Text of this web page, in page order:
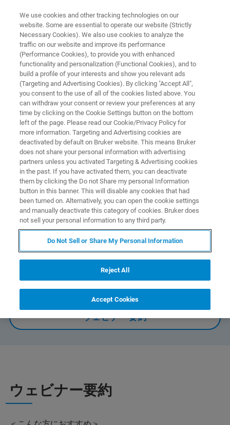
NANOIR ウェビナー
ナノ赤外分光分析 Lifescience 分
子イメージングウェビナー「ナ
ノ赤外分析技術の基礎」
<キーワード＞ナノスケールのIRイメージング、生体内の
微小な構造・機能の解析法、溶液中の試料のIR分析
ウェビナー要約
ウェビナー要約
We use cookies and other tracking technologies on our
website. Some are essential to operate our website (Strictly
Necessary Cookies). We also use cookies to analyze the
traffic on our website and improve its performance
(Performance Cookies), to provide you with enhanced
functionality and personalization (Functional Cookies), and to
build a profile of your interests and show you relevant ads
(Targeting and Advertising Cookies). By clicking "Accept All",
you consent to the use of all of the cookies listed above. You
can withdraw your consent or review your preferences at any
time by clicking on the Cookie Settings button on the bottom
left of the page. Please read our Cookie/Privacy Policy for
more information. Targeting and Advertising cookies are
deactivated by default on Bruker website. This means Bruker
does not share your personal information with advertising
partners unless you activated Targeting & Advertising cookies
in the past. If you have activated them, you can deactivate
them by clicking the Do not Share my personal Information
button in this banner. This will disable any cookies that had
been turned on. Alternatively, you can open the cookie settings
and manually deactivate this category of cookies. Bruker does
not sell your personal information to any third party.
Do Not Sell or Share My Personal Information
Reject All
Accept Cookies